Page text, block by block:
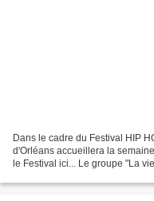
Dans le cadre du Festival HIP
d'Orléans accueillera la
le Festival ici... Le groupe "La